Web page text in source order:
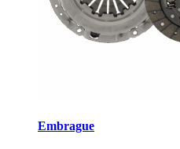
Embrague